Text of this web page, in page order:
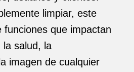
limpiar, este
funciones que impactan
la salud, la
imagen de cualquier